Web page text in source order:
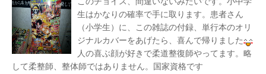
生はかなりの確率で手に取ります。患者さん
（小学生）に、この雑誌の付録、単行本のオリ
ジナルカバーをあげたら、喜んで帰りました
人の喜ぶ顔が好きで柔道整復師やってます。略
して柔整師、整体師ではありません。国家資格です